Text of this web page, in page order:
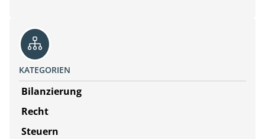
KATEGORIEN
Bilanzierung
Recht
Steuern